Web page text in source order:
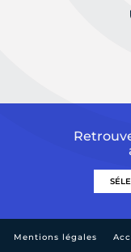
Mentions légales